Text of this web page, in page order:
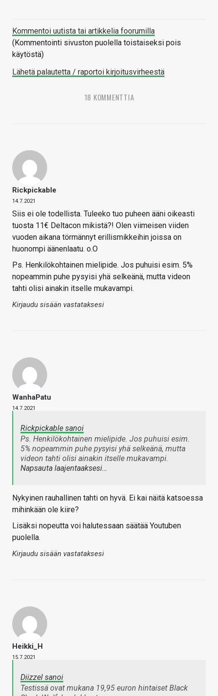
Kommentoi uutista tai artikkelia foorumilla
(Kommentointi sivuston puolella toistaiseksi pois
käytöstä)
Lähetä palautetta / raportoi kirjoitusvirheestä
18 KOMMENTTIA
Rickpickable
14.7.2021
Siis ei ole todellista. Tuleeko tuo puheen ääni oikeasti
tuosta 11€ Deltacon mikistä?! Olen viimeisen viiden
vuoden aikana törmännyt erillismikkeihin joissa on
huonompi äänenlaatu. o.O
Ps. Henkilökohtainen mielipide. Jos puhuisi esim. 5%
nopeammin puhe pysyisi yhä selkeänä, mutta videon
tahti olisi ainakin itselle mukavampi.
Kirjaudu sisään vastataksesi
WanhaPatu
14.7.2021
Rickpickable sanoi
Ps. Henkilökohtainen mielipide. Jos puhuisi esim.
5% nopeammin puhe pysyisi yhä selkeänä, mutta
videon tahti olisi ainakin itselle mukavampi.
Napsauta laajentaaksesi…
Nykyinen rauhallinen tahti on hyvä. Ei kai näitä katsoessa
mihinkään ole kiire?
Lisäksi nopeutta voi halutessaan säätää Youtuben
puolella.
Kirjaudu sisään vastataksesi
Heikki_H
15.7.2021
Diizzel sanoi
Testissä ovat mukana 19,95 euron hintaiset Black